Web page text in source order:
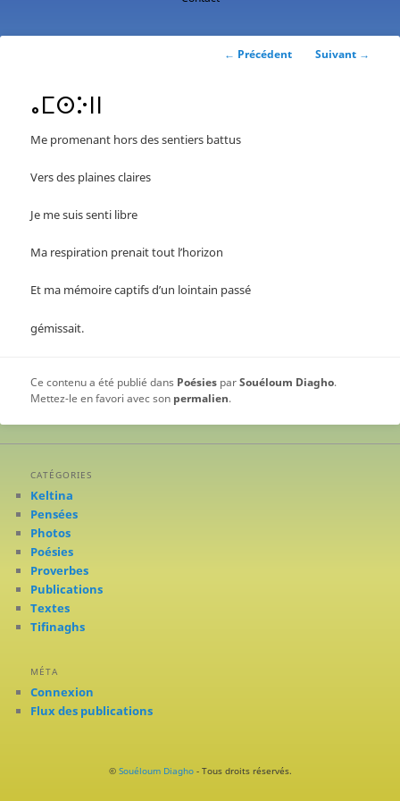
Navigation
← Précédent Suivant →
ⴰⵎⵙⴾⵏⵏ
Me promenant hors des sentiers battus
Vers des plaines claires
Je me suis senti libre
Ma respiration prenait tout l’horizon
Et ma mémoire captifs d’un lointain passé
gémissait.
Ce contenu a été publié dans Poésies parSouéloum Diagho.
Mettez-le en favori avec son permalien.
CATÉGORIES
Keltina
Pensées
Photos
Poésies
Proverbes
Publications
Textes
Tifinaghs
MÉTA
Connexion
Flux des publications
© Souéloum Diagho- Tous droits réservés.